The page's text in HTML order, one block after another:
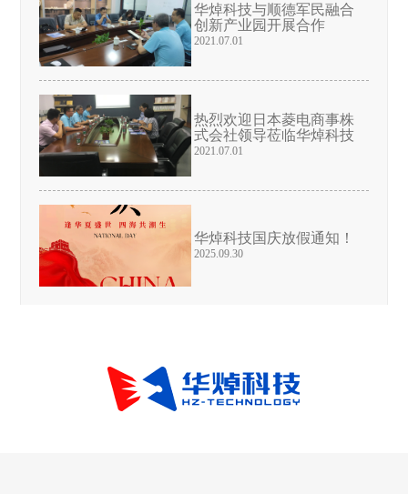
华焯科技与顺德军民融合
创新产业园开展合作
2021.07.01
热烈欢迎日本菱电商事株
式会社领导莅临华焯科技
2021.07.01
华焯科技国庆放假通知！
2025.09.30